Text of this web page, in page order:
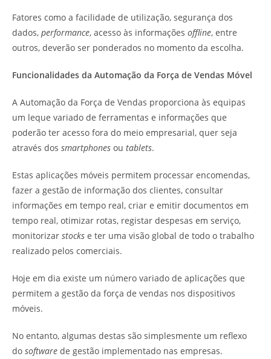
Fatores como a facilidade de utilização, segurança dos
dados, performance, acesso às informações offline, entre
outros, deverão ser ponderados no momento da escolha.
Funcionalidades da Automação da Força de Vendas Móvel
A Automação da Força de Vendas proporciona às equipas
um leque variado de ferramentas e informações que
poderão ter acesso fora do meio empresarial, quer seja
através dos smartphones ou tablets.
Estas aplicações móveis permitem processar encomendas,
fazer a gestão de informação dos clientes, consultar
informações em tempo real, criar e emitir documentos em
tempo real, otimizar rotas, registar despesas em serviço,
monitorizar stocks e ter uma visão global de todo o trabalho
realizado pelos comerciais.
Hoje em dia existe um número variado de aplicações que
permitem a gestão da força de vendas nos dispositivos
móveis.
No entanto, algumas destas são simplesmente um reflexo
do software de gestão implementado nas empresas.